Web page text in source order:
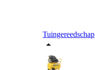
Tuingereedschap